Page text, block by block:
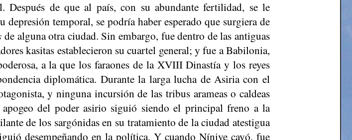
Después de que al país, con su abundante fertilidad, se le
depresión temporal, se podría haber esperado que surgiera de
de alguna otra ciudad. Sin embargo, fue dentro de las antiguas
kasitas establecieron su cuartel general; y fue a Babilonia,
a la que los faraones de la XVIII Dinastía y los reyes
diplomática. Durante la larga lucha de Asiria con el
y ninguna incursión de las tribus arameas o caldeas
del poder asirio siguió siendo el principal freno a la
de los sargónidasen su tratamiento de la ciudad atestigua
desempeñando en la política. Y cuando Nínive cayó, fue